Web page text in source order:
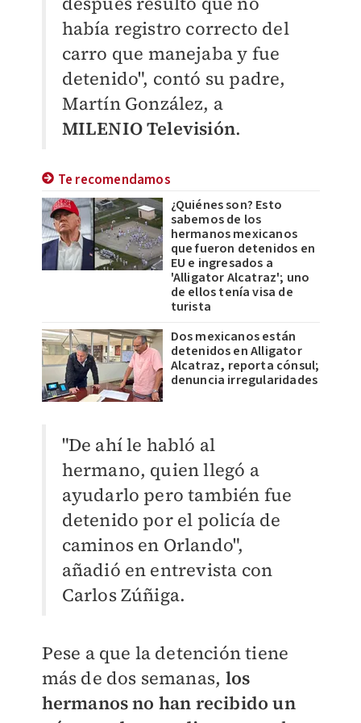
había registro correcto del
carro que manejaba y fue
detenido", contó su padre,
Martín González, a
MILENIO Televisión.
Te recomendamos
¿Quiénes son? Esto
sabemos de los
hermanos mexicanos
que fueron detenidos en
EU e ingresados a
'Alligator Alcatraz'; uno
de ellos tenía visa de
turista
Dos mexicanos están
detenidos en Alligator
Alcatraz, reporta cónsul;
denuncia irregularidades
"De ahí le habló al
hermano, quien llegó a
ayudarlo pero también fue
detenido por el policía de
caminos en Orlando",
añadió en entrevista con
Carlos Zúñiga.
Pese a que la detención tiene
más de dos semanas, los
hermanos no han recibido un